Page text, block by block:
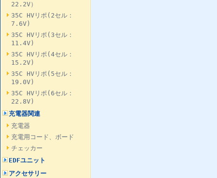
22.2V）
35C HVリポ(2セル：
7.6V)
35C HVリポ(3セル：
11.4V)
35C HVリポ(4セル：
15.2V)
35C HVリポ(5セル：
19.0V)
35C HVリポ(6セル：
22.8V)
充電器関連
充電器
充電用コード、ボード
チェッカー
EDFユニット
アクセサリー